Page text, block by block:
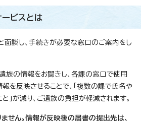
ービスとは
面談し、手続きが必要な窓口のご案内をし
族の情報をお聞きし、各課の窓口で使用
を反映させることで、「複数の課で氏名や
」が減り、ご遺族の負担が軽減されます。
せん。情報が反映後の届書の提出先は、